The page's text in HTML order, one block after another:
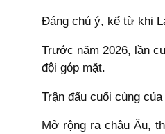
Đáng chú ý, kể từ khi
Trước năm 2026, lần
đội góp mặt.
Trận đấu cuối cùng
Mở rộng ra châu Âu,